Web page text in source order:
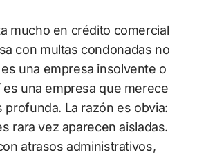
mucho en crédito comercial
con multas condonadas no
una empresa insolvente o
una empresa que merece
profunda. La razón es obvia:
rara vez aparecen aisladas.
atrasos administrativos,